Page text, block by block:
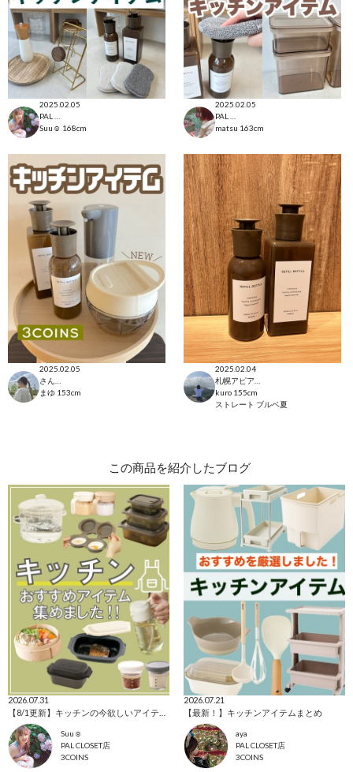
2025.02.05
Suu☺︎ 168cm
2025.02.05
matsu 163cm
2025.02.05
まゆ 153cm
2025.02.04
kuro 155cm
ストレート ブルベ夏
この商品を紹介したブログ
2026.07.31
Suu☺︎
PAL CLOSET店
3COINS
2026.07.21
【最新！】キッチンアイテムまとめ
aya
PAL CLOSET店
3COINS